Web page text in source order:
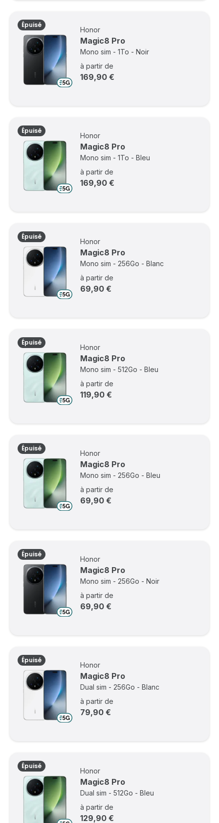
Épuisé
Honor
Magic8 Pro
Mono sim - 1To - Noir
à partir de
169,90 €
Épuisé
Honor
Magic8 Pro
Mono sim - 1To - Bleu
à partir de
169,90 €
Épuisé
Honor
Magic8 Pro
Mono sim - 256Go - Blanc
à partir de
69,90 €
Épuisé
Honor
Magic8 Pro
Mono sim - 512Go - Bleu
à partir de
119,90 €
Épuisé
Honor
Magic8 Pro
Mono sim - 256Go - Bleu
à partir de
69,90 €
Épuisé
Honor
Magic8 Pro
Mono sim - 256Go - Noir
à partir de
69,90 €
Épuisé
Honor
Magic8 Pro
Dual sim - 256Go - Blanc
à partir de
79,90 €
Épuisé
Honor
Magic8 Pro
Dual sim - 512Go - Bleu
à partir de
129,90 €